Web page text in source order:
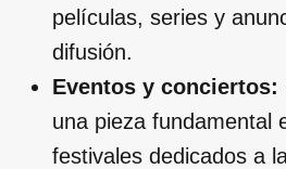
películas, series y
difusión.
Eventos y conciertos:
una pieza fundamental
festivales dedicados a